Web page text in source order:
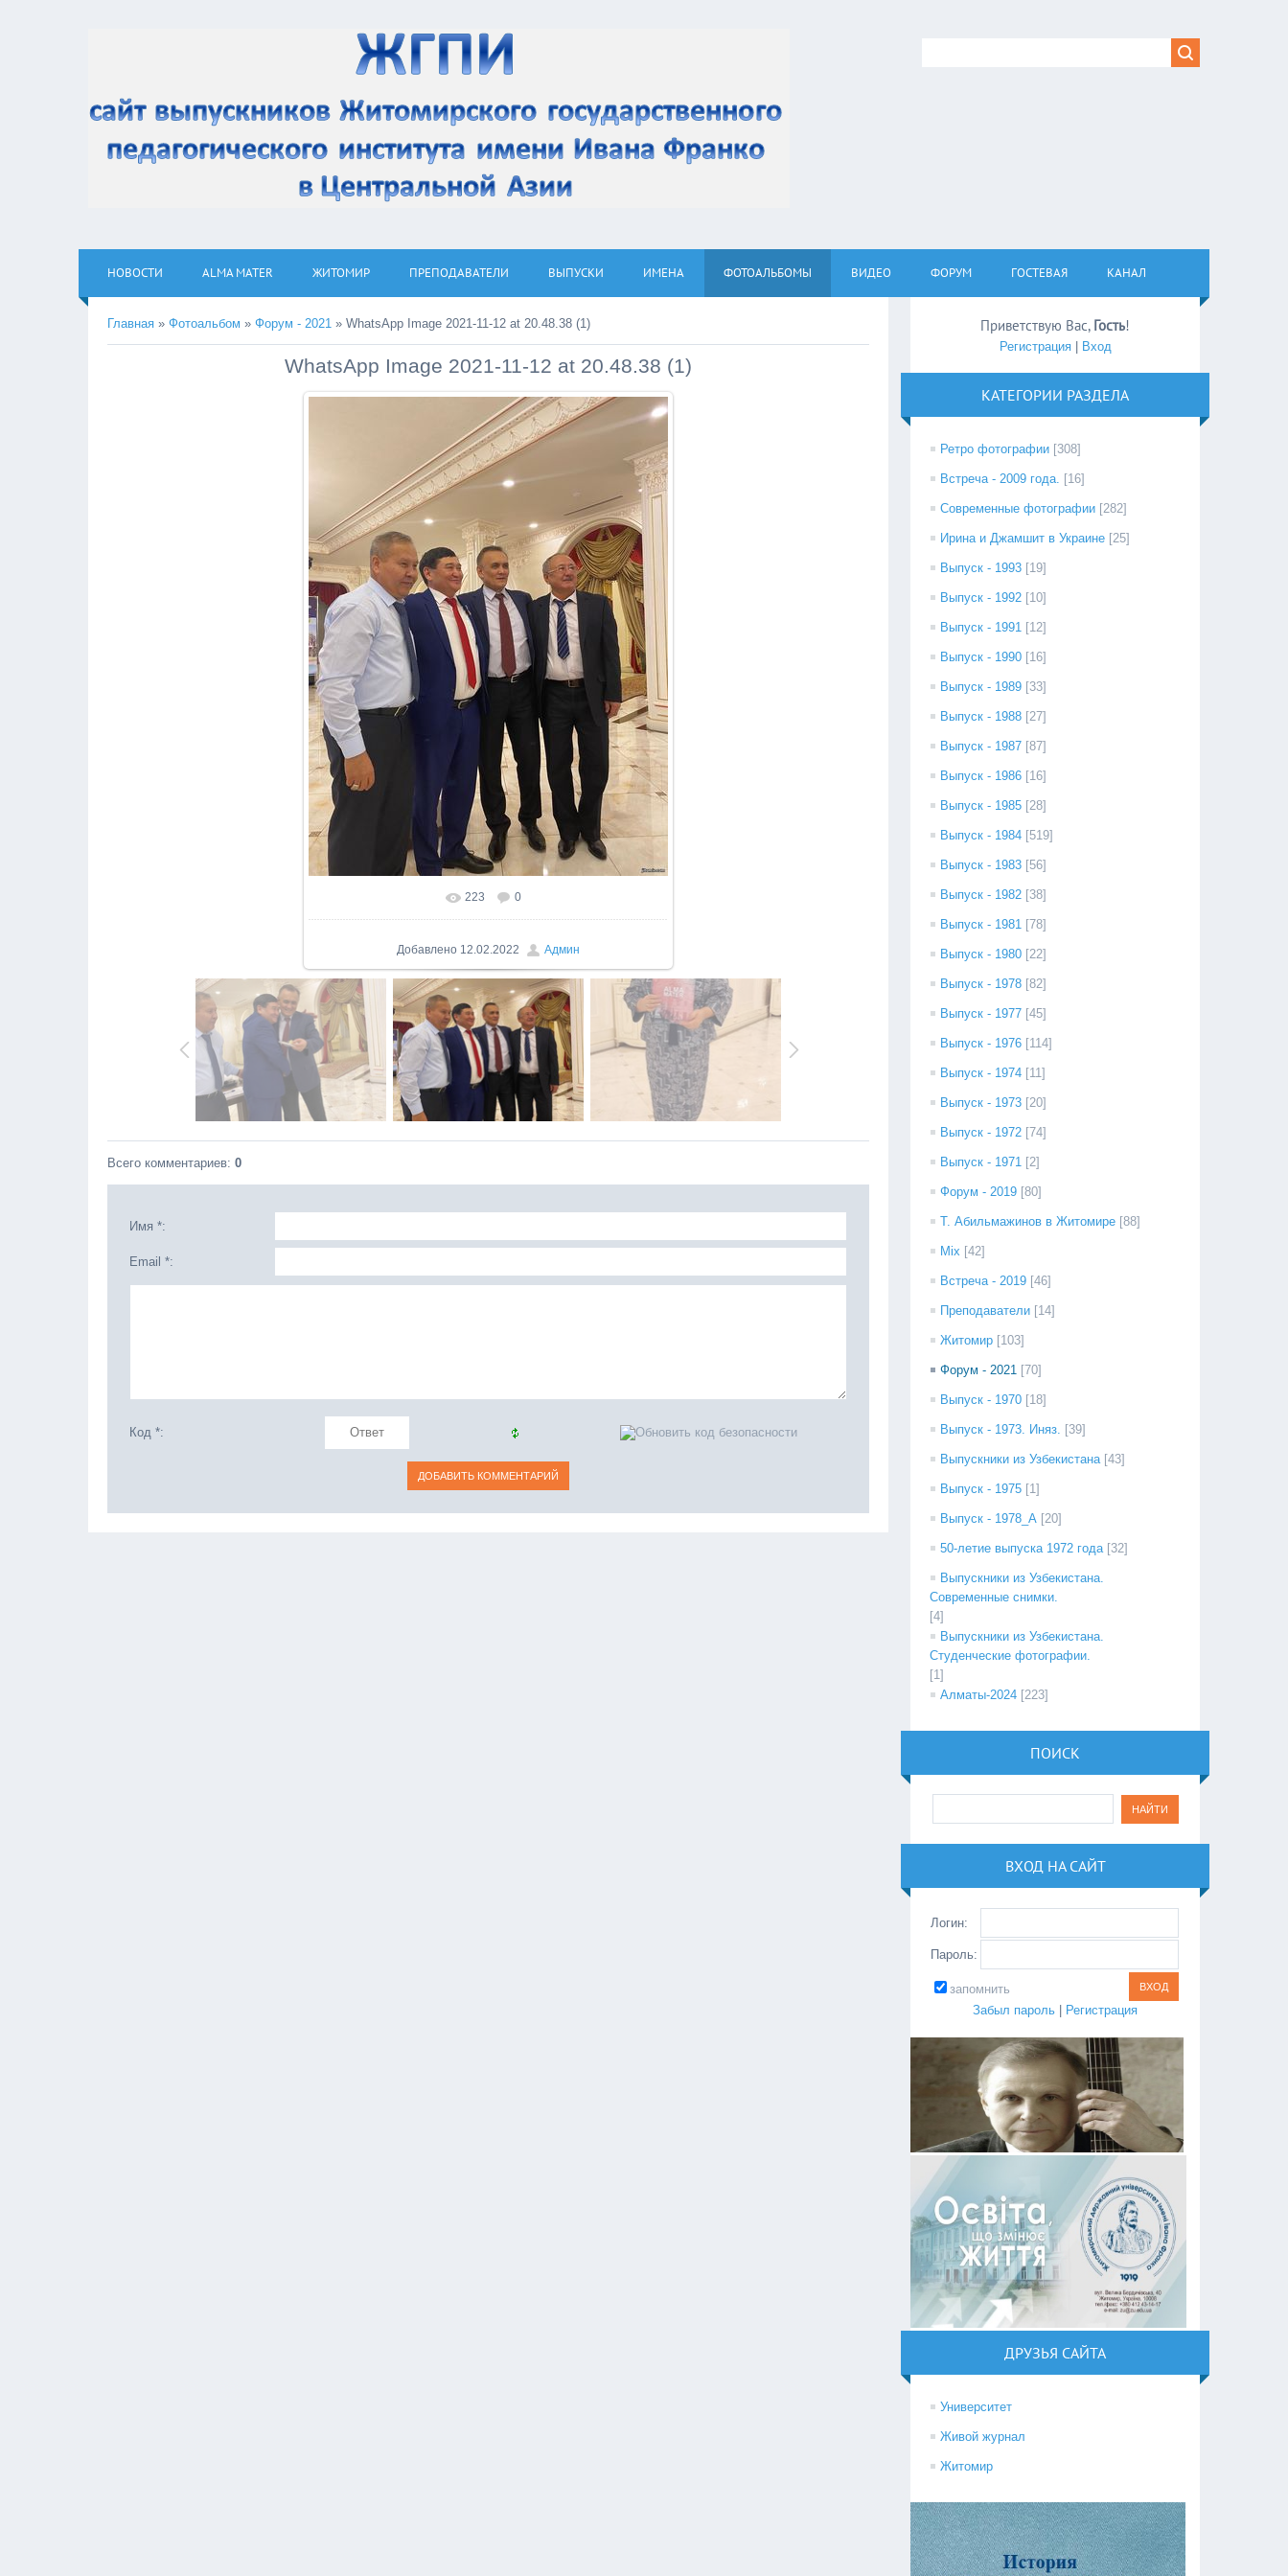
НОВОСТИ ALMA MATER ЖИТОМИР ПРЕПОДАВАТЕЛИ ВЫПУСКИ ИМЕНА ФОТОАЛЬБОМЫ ВИДЕО ФОРУМ ГОСТЕВАЯ КАНАЛ
Главная » Фотоальбом » Форум - 2021 » WhatsApp Image 2021-11-12 at 20.48.38 (1)
WhatsApp Image 2021-11-12 at 20.48.38 (1)
223 0
Добавлено 12.02.2022 Админ
Всего комментариев: 0
Имя *:
Email *:
Код *:
Приветствую Вас, Гость!
Регистрация| Вход
КАТЕГОРИИ РАЗДЕЛА
Ретро фотографии [308]
Встреча - 2009 года. [16]
Современные фотографии [282]
Ирина и Джамшит в Украине [25]
Выпуск - 1993 [19]
Выпуск - 1992 [10]
Выпуск - 1991 [12]
Выпуск - 1990 [16]
Выпуск - 1989 [33]
Выпуск - 1988 [27]
Выпуск - 1987 [87]
Выпуск - 1986 [16]
Выпуск - 1985 [28]
Выпуск - 1984 [519]
Выпуск - 1983 [56]
Выпуск - 1982 [38]
Выпуск - 1981 [78]
Выпуск - 1980 [22]
Выпуск - 1978 [82]
Выпуск - 1977 [45]
Выпуск - 1976 [114]
Выпуск - 1974 [11]
Выпуск - 1973 [20]
Выпуск - 1972 [74]
Выпуск - 1971 [2]
Форум - 2019 [80]
Т. Абильмажинов в Житомире [88]
Mix [42]
Встреча - 2019 [46]
Преподаватели [14]
Житомир [103]
Форум - 2021 [70]
Выпуск - 1970 [18]
Выпуск - 1973. Иняз. [39]
Выпускники из Узбекистана [43]
Выпуск - 1975 [1]
Выпуск - 1978_А [20]
50-летие выпуска 1972 года [32]
Выпускники из Узбекистана.
Современные снимки.
[4]
Выпускники из Узбекистана.
Студенческие фотографии.
[1]
Алматы-2024 [223]
ПОИСК
ВХОД НА САЙТ
Логин:
Пароль:
запомнить
Забыл пароль| Регистрация
ДРУЗЬЯ САЙТА
Университет
Живой журнал
Житомир